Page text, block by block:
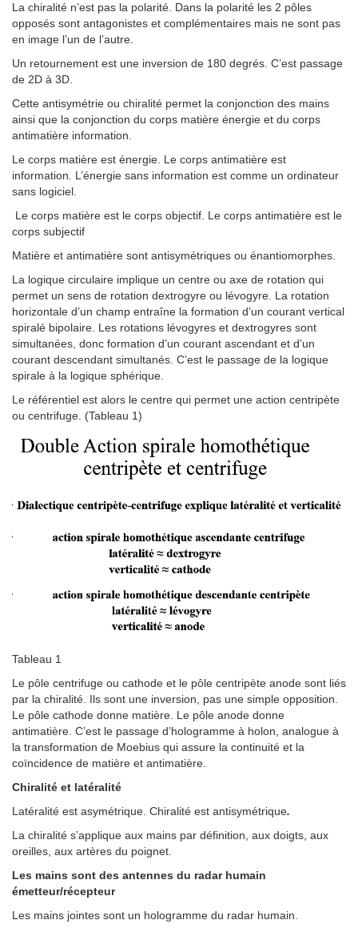
La chiralité n’est pas la polarité. Dans la polarité les 2 pôles
opposés sont antagonistes et complémentaires mais ne sont pas
en image l’un de l’autre.
Un retournement est une inversion de 180 degrés. C’est passage
de 2D à 3D.
Cette antisymétrie ou chiralité permet la conjonction des mains
ainsi que la conjonction du corps matière énergie et du corps
antimatière information.
Le corps matière est énergie. Le corps antimatière est
information. L’énergie sans information est comme un ordinateur
sans logiciel.
Le corps matière est le corps objectif. Le corps antimatière est le
corps subjectif
Matière et antimatière sont antisymétriques ou énantiomorphes.
La logique circulaire implique un centre ou axe de rotation qui
permet un sens de rotation dextrogyre ou lévogyre. La rotation
horizontale d’un champ entraîne la formation d’un courant vertical
spiralé bipolaire. Les rotations lévogyres et dextrogyres sont
simultanées, donc formation d’un courant ascendant et d’un
courant descendant simultanés. C’est le passage de la logique
spirale à la logique sphérique.
Le référentiel est alors le centre qui permet une action centripète
ou centrifuge. (Tableau 1)
Tableau 1
Le pôle centrifuge ou cathode et le pôle centripète anode sont liés
par la chiralité. Ils sont une inversion, pas une simple opposition.
Le pôle cathode donne matière. Le pôle anode donne
antimatière. C’est le passage d’hologramme à holon, analogue à
la transformation de Moebius qui assure la continuité et la
coïncidence de matière et antimatière.
Chiralité et latéralité
Latéralité est asymétrique. Chiralité est antisymétrique.
La chiralité s’applique aux mains par définition, aux doigts, aux
oreilles, aux artères du poignet.
Les mains sont des antennes du radar humain
émetteur/récepteur
Les mains jointes sont un hologramme du radar humain.